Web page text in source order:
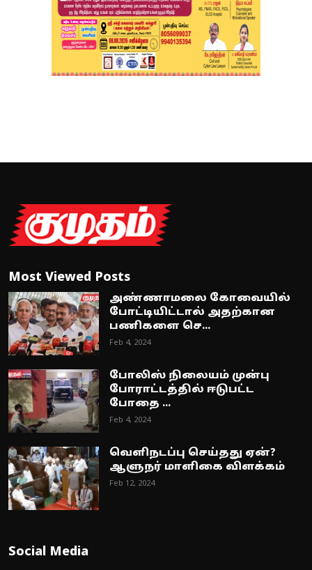
Most Viewed Posts
அண்ணாமலை கோவையில்
போட்டியிட்டால் அதற்கான
பணிகளை செ...
Feb 4, 2024
போலிஸ் நிலையம் முன்பு
போராட்டத்தில் ஈடுபட்ட
போதை ...
Feb 4, 2024
வெளிநடப்பு செய்தது ஏன்?
ஆளுநர் மாளிகை விளக்கம்
Feb 12, 2024
Social Media